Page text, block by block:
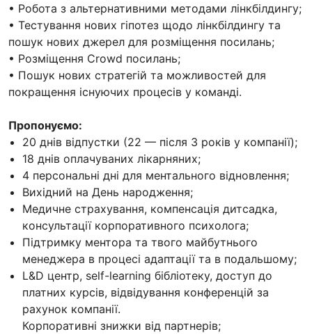
• Робота з альтернативними методами лінкбілдингу;
• Тестування нових гіпотез щодо лінкбілдингу та
пошук нових джерел для розміщення посилань;
• Розміщення Crowd посилань;
• Пошук нових стратегій та можливостей для
покращення існуючих процесів у команді.
Пропонуємо:
20 днів відпустки (22 — після 3 років у компанії);
18 днів оплачуваних лікарняних;
4 персональні дні для ментального відновлення;
Вихідний на День народження;
Медичне страхування, компенсація дитсадка,
консультації корпоративного психолога;
Підтримку ментора та твого майбутнього
менеджера в процесі адаптації та в подальшому;
L&D центр, self-learning бібліотеку, доступ до
платних курсів, відвідування конференцій за
рахунок компанії.
Корпоративні знижки від партнерів;